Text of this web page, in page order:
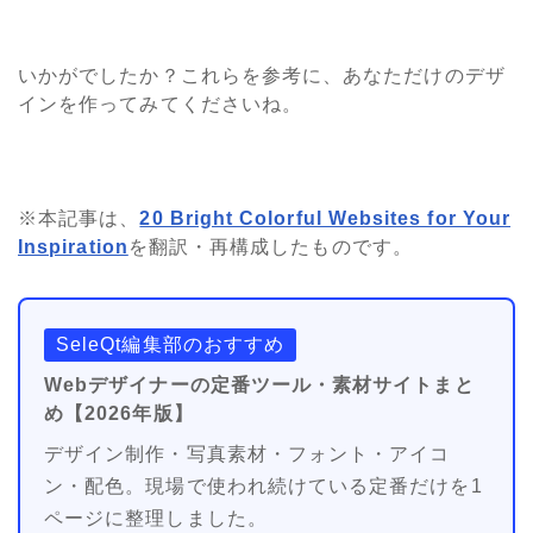
いかがでしたか？これらを参考に、あなただけのデザ
インを作ってみてくださいね。
※本記事は、20 Bright Colorful Websites for Your
Inspiration を翻訳・再構成したものです。
SeleQt編集部のおすすめ
Webデザイナーの定番ツール・素材サイトまと
め【2026年版】
デザイン制作・写真素材・フォント・アイコ
ン・配色。現場で使われ続けている定番だけを1
ページに整理しました。